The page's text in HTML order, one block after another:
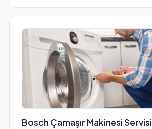
Bosch Çamaşır Makinesi Servisi